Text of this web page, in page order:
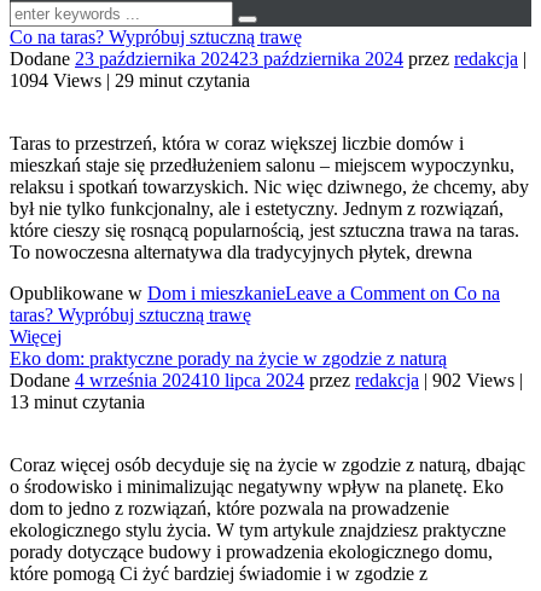
Co na taras? Wypróbuj sztuczną trawę
Dodane 23 października 202423 października 2024 przez redakcja |
1094 Views | 29 minut czytania
Taras to przestrzeń, która w coraz większej liczbie domów i
mieszkań staje się przedłużeniem salonu – miejscem wypoczynku,
relaksu i spotkań towarzyskich. Nic więc dziwnego, że chcemy, aby
był nie tylko funkcjonalny, ale i estetyczny. Jednym z rozwiązań,
które cieszy się rosnącą popularnością, jest sztuczna trawa na taras.
To nowoczesna alternatywa dla tradycyjnych płytek, drewna
Opublikowane w Dom i mieszkanieLeave a Comment on Co na
taras? Wypróbuj sztuczną trawę
Więcej
Eko dom: praktyczne porady na życie w zgodzie z naturą
Dodane 4 września 202410 lipca 2024 przez redakcja | 902 Views |
13 minut czytania
Coraz więcej osób decyduje się na życie w zgodzie z naturą, dbając
o środowisko i minimalizując negatywny wpływ na planetę. Eko
dom to jedno z rozwiązań, które pozwala na prowadzenie
ekologicznego stylu życia. W tym artykule znajdziesz praktyczne
porady dotyczące budowy i prowadzenia ekologicznego domu,
które pomogą Ci żyć bardziej świadomie i w zgodzie z